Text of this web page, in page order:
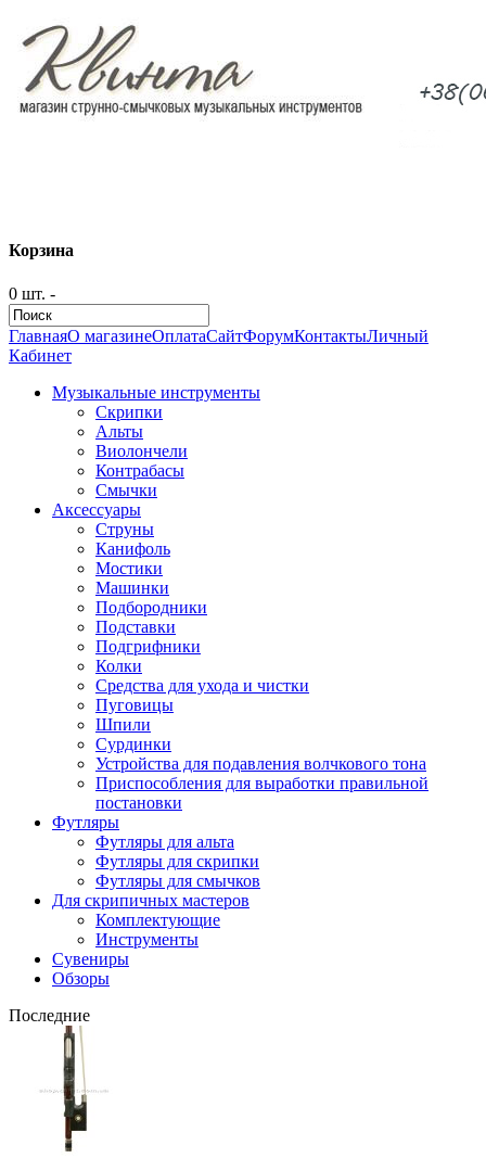
Корзина
0 шт. -
ГлавнаяО магазинеОплатаСайтФорумКонтактыЛичный
Кабинет
Музыкальные инструменты
Скрипки
Альты
Виолончели
Контрабасы
Смычки
Аксессуары
Струны
Канифоль
Мостики
Машинки
Подбородники
Подставки
Подгрифники
Колки
Средства для ухода и чистки
Пуговицы
Шпили
Сурдинки
Устройства для подавления волчкового тона
Приспособления для выработки правильной
постановки
Футляры
Футляры для альта
Футляры для скрипки
Футляры для смычков
Для скрипичных мастеров
Комплектующие
Инструменты
Сувениры
Обзоры
Последние